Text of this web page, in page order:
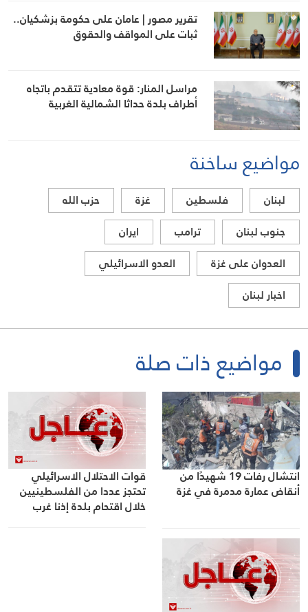
تقرير مصور | عامان على حكومة بزشكيان..
ثبات على المواقف والحقوق
مراسل المنار: قوة معادية تتقدم باتجاه
أطراف بلدة حداثا الشمالية الغربية
مواضيع ساخنة
لبنان فلسطين غزة
حزب الله
جنوب لبنان
ترامب
ايران
العدوان على غزة
العدو الاسرائيلي
اخبار لبنان
مواضيع ذات صلة
انتشال رفات 19 شهيدًا من
أنقاض عمارة مدمرة في غزة
قوات الاحتلال الاسرائيلي
تحتجز عددا من الفلسطينيين
خلال اقتحام بلدة إذنا غرب